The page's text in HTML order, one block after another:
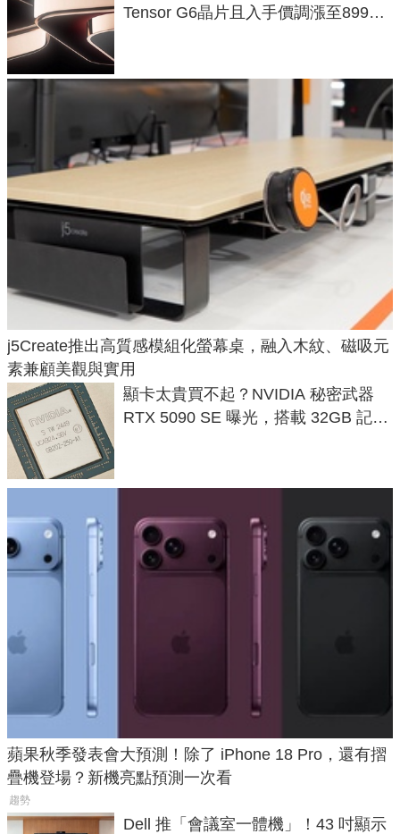
Tensor G6晶片且入手價調漲至899美
j5Create推出高質感模組化螢幕桌，融入木紋、磁吸元
素兼顧美觀與實用
顯卡太貴買不起？NVIDIA 秘密武器
RTX 5090 SE 曝光，搭載 32GB 記憶
蘋果秋季發表會大預測！除了 iPhone 18 Pro，還有摺
疊機登場？新機亮點預測一次看
趨勢
Dell 推「會議室一體機」！43 吋顯示